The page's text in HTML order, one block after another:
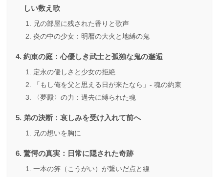
しい数え歌
兄の部屋に残された香りと歌声
炎の中の少女：明暦の大火と地縛の鬼
約束の庭：心優しき武士と孤独な鬼の邂逅
定永の優しさと少女の拒絶
「もし俺を父と思える日が来たなら」- 魂の約束
〈夢殿〉の力：過去に縛られた魂
弟の決断：哀しみを受け入れて前へ
兄の想いを胸に
驚愕の真実：日常に隠された奇跡
一本の笄（こうがい）が繋いだ点と線